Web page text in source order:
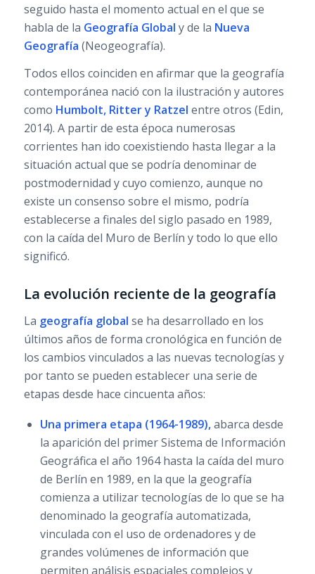
seguido hasta el momento actual en el que se
habla de la Geografía Global y de la Nueva
Geografía (Neogeografía).
Todos ellos coinciden en afirmar que la geografía
contemporánea nació con la ilustración y autores
como Humbolt, Ritter y Ratzel entre otros (Edin,
2014). A partir de esta época numerosas
corrientes han ido coexistiendo hasta llegar a la
situación actual que se podría denominar de
postmodernidad y cuyo comienzo, aunque no
existe un consenso sobre el mismo, podría
establecerse a finales del siglo pasado en 1989,
con la caída del Muro de Berlín y todo lo que ello
significó.
La evolución reciente de la geografía
La geografía global se ha desarrollado en los
últimos años de forma cronológica en función de
los cambios vinculados a las nuevas tecnologías y
por tanto se pueden establecer una serie de
etapas desde hace cincuenta años:
Una primera etapa (1964-1989),abarca desde
la aparición del primer Sistema de Información
Geográfica el año 1964 hasta la caída del muro
de Berlín en 1989, en la que la geografía
comienza a utilizar tecnologías de lo que se ha
denominado la geografía automatizada,
vinculada con el uso de ordenadores y de
grandes volúmenes de información que
permiten análisis espaciales complejos y